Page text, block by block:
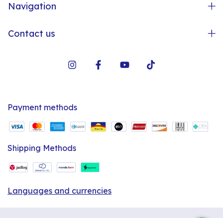
Navigation
Contact us
Payment methods
Shipping Methods
Languages and currencies